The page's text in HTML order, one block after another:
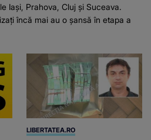
Iași, Prahova, Cluj și Suceava.
încă mai au o șansă în etapa a
LIBERTATEA.RO